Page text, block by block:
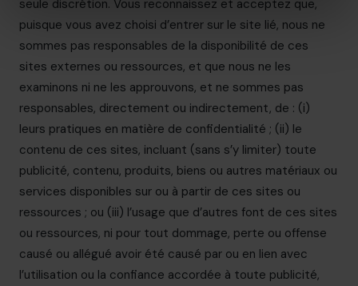
seule discrétion. Vous reconnaissez et acceptez que,
puisque vous avez choisi d’entrer sur le site lié, nous ne
sommes pas responsables de la disponibilité de ces
sites externes ou ressources, et que nous ne les
examinons ni ne les approuvons, et ne sommes pas
responsables, directement ou indirectement, de : (i)
leurs pratiques en matière de confidentialité ; (ii) le
contenu de ces sites, incluant (sans s’y limiter) toute
publicité, contenu, produits, biens ou autres matériaux ou
services disponibles sur ou à partir de ces sites ou
ressources ; ou (iii) l’usage que d’autres font de ces sites
ou ressources, ni pour tout dommage, perte ou offense
causé ou allégué avoir été causé par ou en lien avec
l’utilisation ou la confiance accordée à toute publicité,